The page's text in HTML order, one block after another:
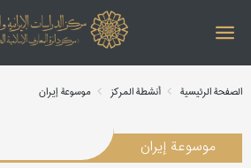
الصفحة الرئیسیة أنشطة المركز موسوعة إیران
موسوعة إیران